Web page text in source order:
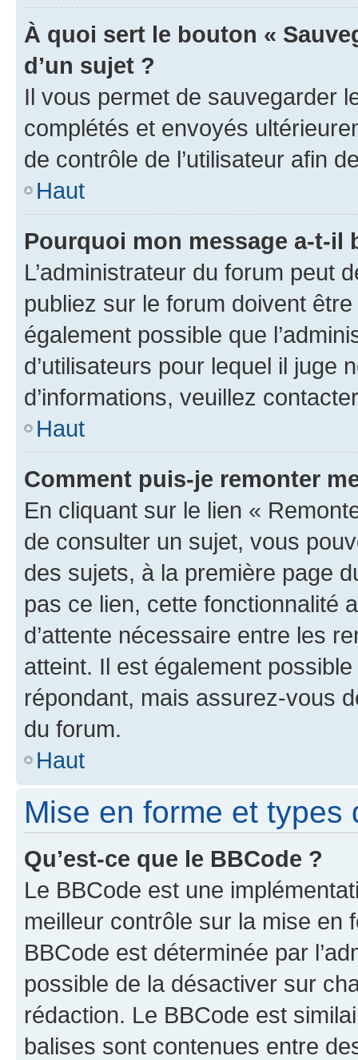
À quoi sert le bouton «
d’un sujet ?
Il vous permet de sauvegarder
complétés et envoyés
de contrôle de l’utilisateur afin
Haut
Pourquoi mon message a-t-il
L’administrateur du forum peut
publiez sur le forum doivent
également possible que
d’utilisateurs pour lequel il juge
d’informations, veuillez
Haut
Comment puis-je remonter
En cliquant sur le lien «
de consulter un sujet, vous
des sujets, à la première page
pas ce lien, cette fonctionnalité
d’attente nécessaire entre les
atteint. Il est également
répondant, mais assurez-vous
du forum.
Haut
Mise en forme et types
Qu’est-ce que le BBCode ?
Le BBCode est une
meilleur contrôle sur la mise en
BBCode est déterminée par
possible de la désactiver sur
rédaction. Le BBCode est
balises sont contenues entre